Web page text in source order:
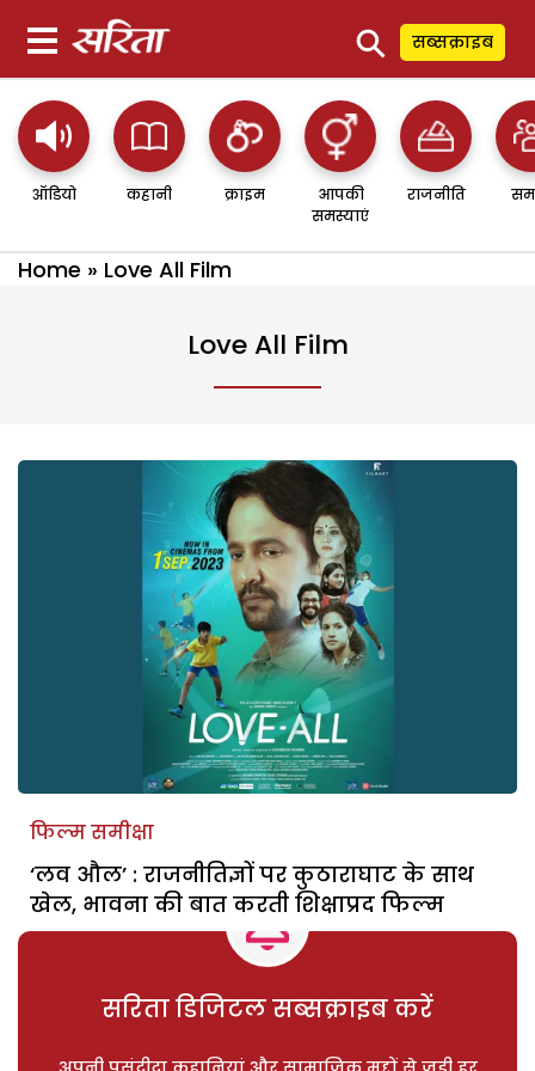
⚲ सब्सक्राइब
ऑडियो कहानी क्राइम
आपकी
समस्याएं
राजनीति
Home » Love All Film
Love All Film
फिल्म समीक्षा
‘लव औल’ : राजनीतिज्ञों पर कुठाराघाट के साथ
खेल, भावना की बात करती शिक्षाप्रद फिल्म
सरिता डिजिटल सब्सक्राइब करें